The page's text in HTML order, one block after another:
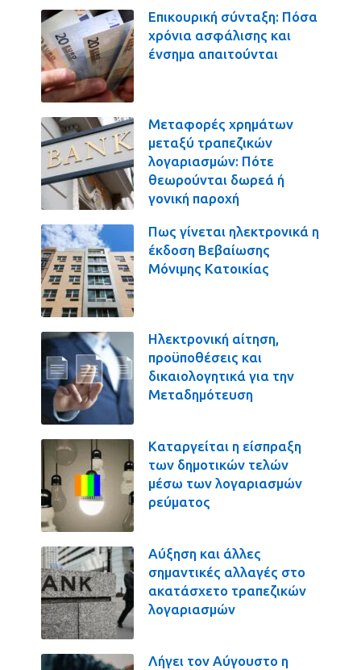
Επικουρική σύνταξη: Πόσα
χρόνια ασφάλισης και
ένσημα απαιτούνται
Μεταφορές χρημάτων
μεταξύ τραπεζικών
λογαριασμών: Πότε
θεωρούνται δωρεά ή
γονική παροχή
Πως γίνεται ηλεκτρονικά η
έκδοση Βεβαίωσης
Μόνιμης Κατοικίας
Ηλεκτρονική αίτηση,
προϋποθέσεις και
δικαιολογητικά για την
Μεταδημότευση
Καταργείται η είσπραξη
των δημοτικών τελών
μέσω των λογαριασμών
ρεύματος
Αύξηση και άλλες
σημαντικές αλλαγές στο
ακατάσχετο τραπεζικών
λογαριασμών
Λήγει τον Αύγουστο η